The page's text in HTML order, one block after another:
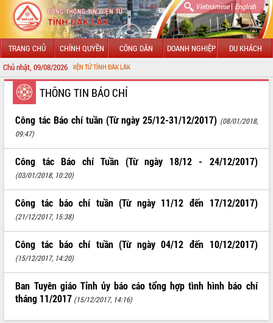
Vietnamese| English
TRANG CHỦ CHÍNH QUYỀN CÔNG DÂN DOANH NGHIỆP DU KHÁCH
Chủ nhật, 09/08/2026
CỔNG THÔNG TIN ĐIỆN TỬ TỈNH ĐẮK LẮK
GIỚI THIỆU
LÃNH ĐẠO UBND TỈNH
TIN TỨC SỰ KIỆN
SỞ, BAN, NGÀNH
UBND CÁC XÃ, PHƯỜNG
THÔNG TIN CHỈ ĐẠO ĐIỀU HÀNH
HỆ THỐNG VĂN BẢN
VĂN BẢN HĐND TỈNH
ĐIỂM TIN VĂN BẢN
THÔNG TIN BÁO CHÍ
Công tác Báo chí tuần (Từ ngày 25/12-31/12/2017) (08/01/2018,
09:47)
Công tác Báo chí Tuần (Từ ngày 18/12 - 24/12/2017)
(03/01/2018, 10:20)
Công tác báo chí tuần (Từ ngày 11/12 đến 17/12/2017)
(21/12/2017, 15:38)
Công tác báo chí tuần (Từ ngày 04/12 đến 10/12/2017)
(15/12/2017, 14:20)
Ban Tuyên giáo Tỉnh ủy báo cáo tổng hợp tình hình báo chí
tháng 11/2017 (15/12/2017, 14:16)